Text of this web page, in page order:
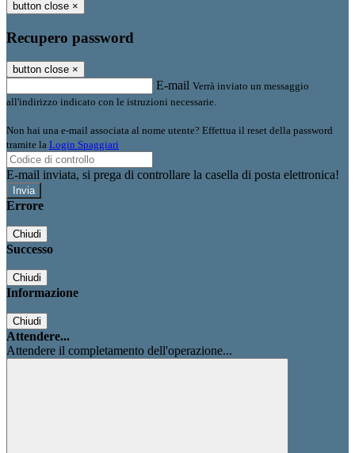
button close ×
Recupero password
button close ×
E-mail Verrà inviato un messaggio
all'indirizzo indicato con le istruzioni necessarie.
Non hai una e-mail associata al nome utente? Effettua il reset della password
tramite la Login Spaggiari
E-mail inviata, si prega di controllare la casella di posta elettronica!
Errore
Chiudi
Successo
Chiudi
Informazione
Chiudi
Attendere...
Attendere il completamento dell'operazione...